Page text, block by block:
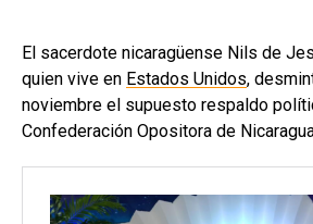
El sacerdote nicaragüense Nils de
quien vive en Estados Unidos,
noviembre el supuesto respaldo
Confederación Opositora de